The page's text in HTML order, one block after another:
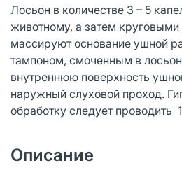
Лосьон в количестве 3 – 5
животному, а затем
массируют основание ушной
тампоном, смоченным в
внутреннюю поверхность
наружный слуховой проход.
обработку следует проводить
Описание